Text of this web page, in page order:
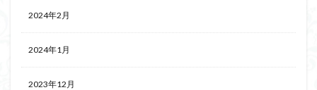
2024年2月
2024年1月
2023年12月